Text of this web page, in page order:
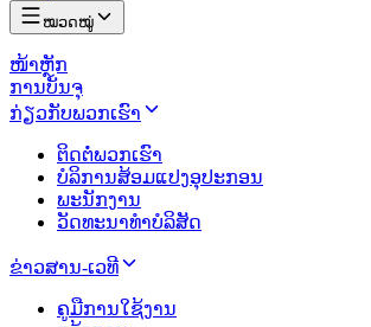
ໝວດໝູ່
ໜ້າຫຼັກ
ການບັນຈຸ
ກ່ຽວກັບພວກເຮົາ
ຕິດຕໍ່ພວກເຮົາ
ບໍລິການສ້ອມແປງອຸປະກອນ
ພະນັກງານ
ວັດທະນາທຳບໍລິສັດ
ຂ່າວສານ-ເວທີ
ຄູມືການໃຊ້ງານ